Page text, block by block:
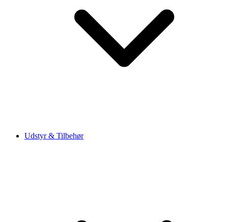
Udstyr & Tilbehør